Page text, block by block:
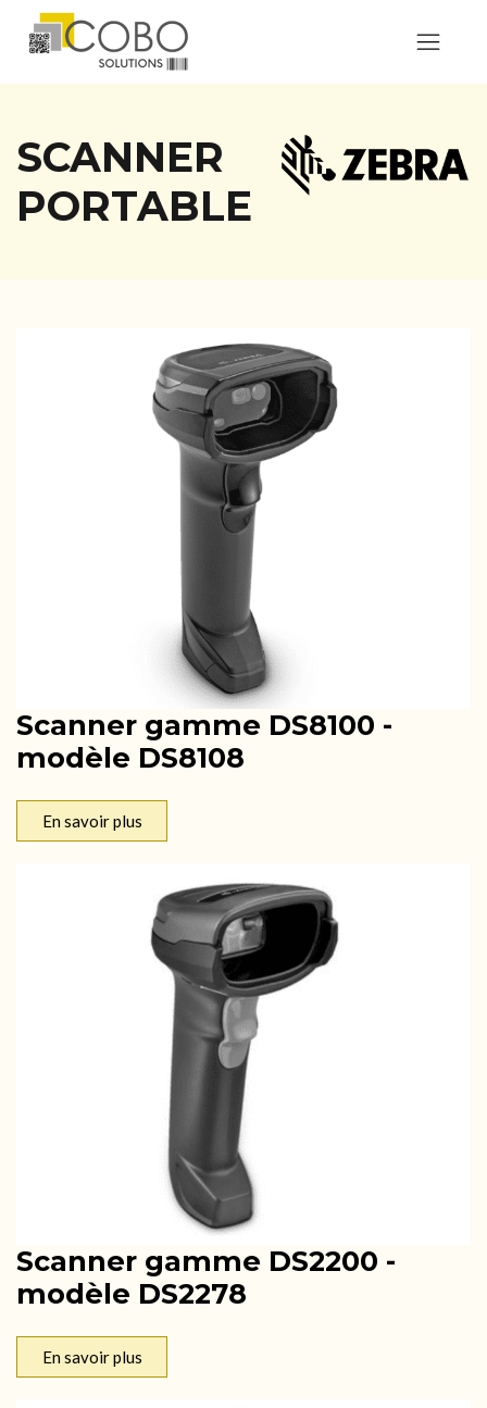
SCANNER
PORTABLE
Scanner gamme DS8100 -
modèle DS8108
En savoir plus
Scanner gamme DS2200 -
modèle DS2278
En savoir plus